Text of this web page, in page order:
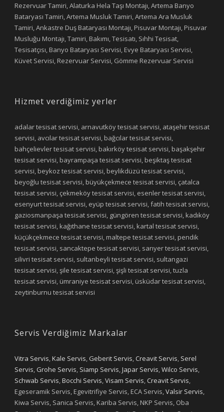
Rezervuar Tamiri, Alaturka Hela Taşı Montajı, Artema Banyo
Bataryası Tamiri, Artema Musluk Tamiri, Artema Ara Musluk
Tamiri, Ankastre Duş Bataryası Montajı, Pisuvar Montajı, Pisuvar
Musluğu Montajı, Tamiri, Bakımı, Tesisatı, Sıhhi Tesisat,
Tesisatçısı, Banyo Bataryası Servisi, Evye Bataryası Servisi,
Küvet Servisi, Rezervuar Servisi, Gömme Rezervuar Servisi
Hizmet verdiğimiz yerler
adalar tesisat servisi, arnavutköy tesisat servisi, ataşehir tesisat
servisi, avcılar tesisat servisi, bağcılar tesisat servisi,
bahçelievler tesisat servisi, bakırköy tesisat servisi, başakşehir
tesisat servisi, bayrampaşa tesisat servisi, beşiktaş tesisat
servisi, beykoz tesisat servisi, beylikdüzü tesisat servisi,
beyoğlu tesisat servisi, büyükçekmece tesisat servisi, çatalca
tesisat servisi, çekmeköy tesisat servisi, esenler tesisat servisi,
esenyurt tesisat servisi, eyüp tesisat servisi, fatih tesisat servisi,
gaziosmanpaşa tesisat servisi, güngören tesisat servisi, kadıköy
tesisat servisi, kağıthane tesisat servisi, kartal tesisat servisi,
küçükçekmece tesisat servisi, maltepe tesisat servisi, pendik
tesisat servisi, sancaktepe tesisat servisi, sarıyer tesisat servisi,
silivri tesisat servisi, sultanbeyli tesisat servisi, sultangazi
tesisat servisi, şile tesisat servisi, şişli tesisat servisi, tuzla
tesisat servisi, ümraniye tesisat servisi, üsküdar tesisat servisi,
zeytinburnu tesisat servisi
Servis Verdiğimiz Markalar
Vitra Servis Kale Servis Geberit Servis Creavit Servis Serel
Servis Grohe Servis Siamp Servis Japar Servis Wilco Servis
Schwab Servis Bocchi Servis Visam Servis Creavit Servis
Egeseramik Servis, Egevitrifiye Servis, ECA Servis, Valsir Servis
Kiwa Servis, Sanica Servis, Kariba Servis, NKP Servis, Oba